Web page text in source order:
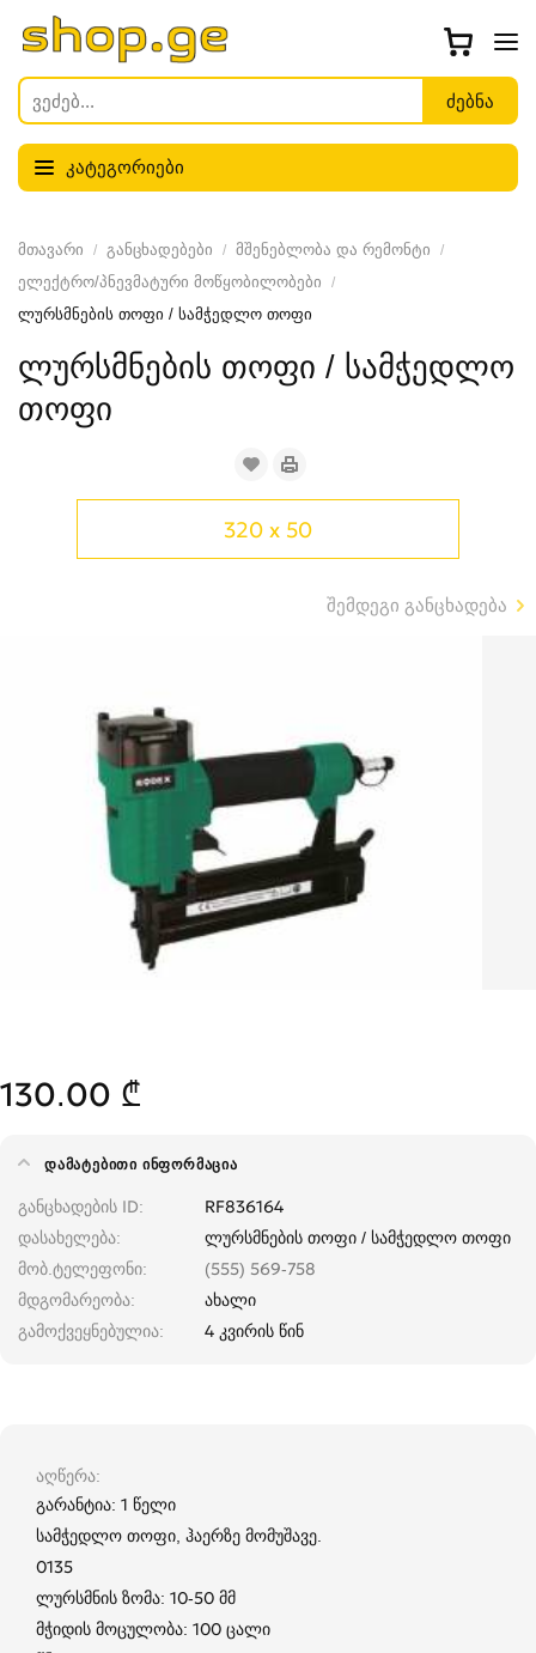
კატეგორიები
მთავარი განცხადებები
მშენებლობა და რემონტი
ელექტრო/პნევმატური მოწყობილობები
ლურსმნების თოფი / სამჭედლო თოფი
ლურსმნების თოფი / სამჭედლო
თოფი
320 x 50
შემდეგი განცხადება
130.00 ₾
ᲓᲐᲛᲐᲢᲔᲑᲘᲗᲘ ᲘᲜᲤᲝᲠᲛᲐᲪᲘᲐ
განცხადების ID
RF836164
დასახელება
ლურსმნების თოფი / სამჭედლო თოფი
მობ.ტელეფონი
(555) 569-758
მდგომარეობა
ახალი
გამოქვეყნებულია
4 კვირის წინ
აღწერა
გარანტია: 1 წელი
სამჭედლო თოფი, ჰაერზე მომუშავე.
0135
ლურსმნის ზომა: 10-50 მმ
მჭიდის მოცულობა: 100 ცალი